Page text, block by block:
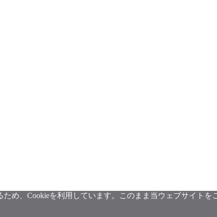
め、Cookieを利用しています。このまま当ウェブサイト